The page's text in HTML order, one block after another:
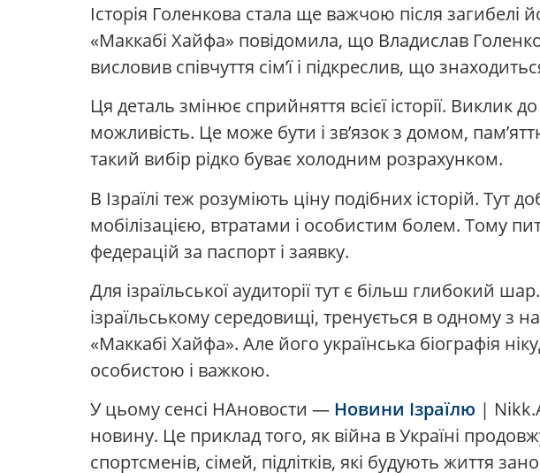
Історія Голенкова стала ще важчою після загибелі
«Маккабі Хайфа» повідомила, що Владислав
висловив співчуття сім’ї і підкреслив, що
Ця деталь змінює сприйняття всієї історії.
можливість. Це може бути і зв’язок з домом,
такий вибір рідко буває холодним розрахунком.
В Ізраїлі теж розуміють ціну подібних історій.
мобілізацією, втратами і особистим болем. Тому
федерацій за паспорт і заявку.
Для ізраїльської аудиторії тут є більш глибокий
ізраїльському середовищі, тренується в одному з
«Маккабі Хайфа». Але його українська біографія
особистою і важкою.
У цьому сенсі НАновости — Новини Ізраїлю |
новину. Це приклад того, як війна в Україні
спортсменів, сімей, підлітків, які будують життя